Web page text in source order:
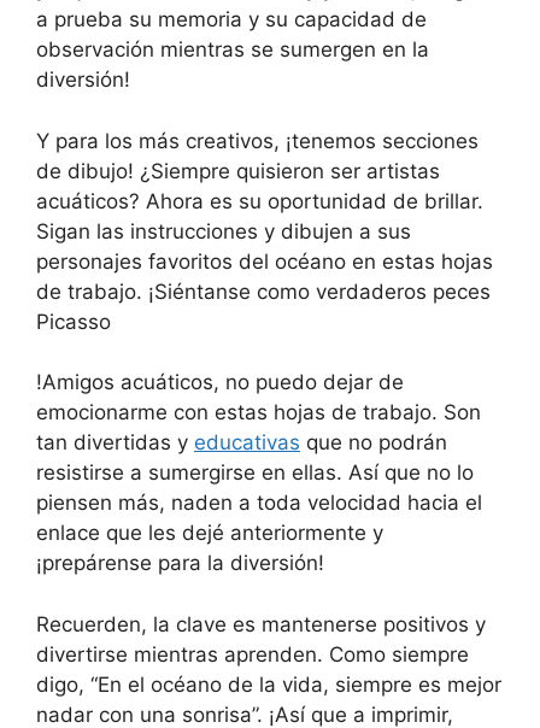
a prueba su memoria y su capacidad de
observación mientras se sumergen en la
diversión!
Y para los más creativos, ¡tenemos secciones
de dibujo! ¿Siempre quisieron ser artistas
acuáticos? Ahora es su oportunidad de brillar.
Sigan las instrucciones y dibujen a sus
personajes favoritos del océano en estas hojas
de trabajo. ¡Siéntanse como verdaderos peces
Picasso
!Amigos acuáticos, no puedo dejar de
emocionarme con estas hojas de trabajo. Son
tan divertidas y educativas que no podrán
resistirse a sumergirse en ellas. Así que no lo
piensen más, naden a toda velocidad hacia el
enlace que les dejé anteriormente y
¡prepárense para la diversión!
Recuerden, la clave es mantenerse positivos y
divertirse mientras aprenden. Como siempre
digo, “En el océano de la vida, siempre es mejor
nadar con una sonrisa”. ¡Así que a imprimir,